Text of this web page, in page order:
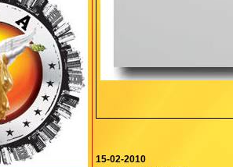
15-02-2010